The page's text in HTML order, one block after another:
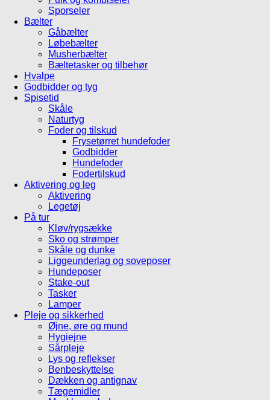
Sporseler
Bælter
Gåbælter
Løbebælter
Musherbælter
Bæltetasker og tilbehør
Hvalpe
Godbidder og tyg
Spisetid
Skåle
Naturtyg
Foder og tilskud
Frysetørret hundefoder
Godbidder
Hundefoder
Fodertilskud
Aktivering og leg
Aktivering
Legetøj
På tur
Kløv/rygsække
Sko og strømper
Skåle og dunke
Liggeunderlag og soveposer
Hundeposer
Stake-out
Tasker
Lamper
Pleje og sikkerhed
Øjne, øre og mund
Hygiejne
Sårpleje
Lys og reflekser
Benbeskyttelse
Dækken og antignav
Tægemidler